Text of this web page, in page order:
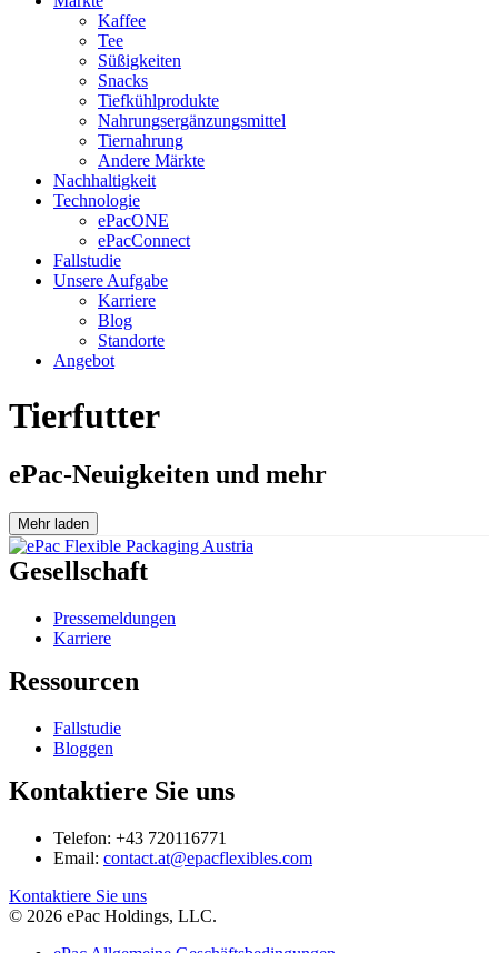
Kaffee
Tee
Süßigkeiten
Snacks
Tiefkühlprodukte
Nahrungsergänzungsmittel
Tiernahrung
Andere Märkte
Nachhaltigkeit
Technologie
ePacONE
ePacConnect
Fallstudie
Unsere Aufgabe
Karriere
Blog
Standorte
Angebot
Tierfutter
ePac-Neuigkeiten und mehr
Mehr laden
Gesellschaft
Pressemeldungen
Karriere
Ressourcen
Fallstudie
Bloggen
Kontaktiere Sie uns
Telefon: +43 720116771
Email: contact.at@epacflexibles.com
facebook
youtube
linkedin
instagram
Kontaktiere Sie uns
© 2026 ePac Holdings, LLC.